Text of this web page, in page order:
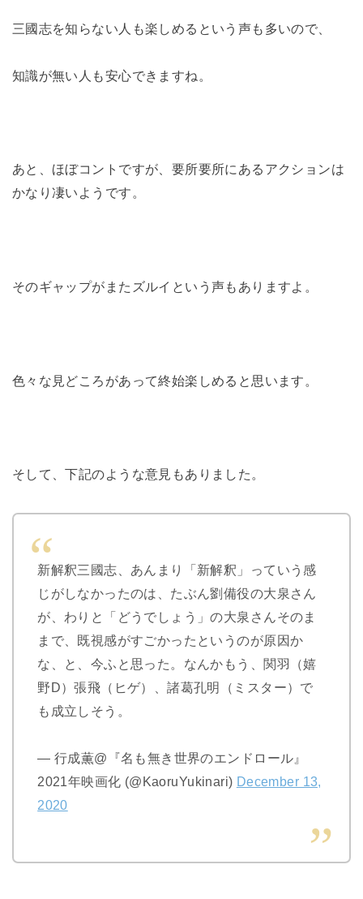
三國志を知らない人も楽しめるという声も多いので、
知識が無い人も安心できますね。
あと、ほぼコントですが、要所要所にあるアクションは
かなり凄いようです。
そのギャップがまたズルイという声もありますよ。
色々な見どころがあって終始楽しめると思います。
そして、下記のような意見もありました。
新解釈三國志、あんまり「新解釈」っていう感
じがしなかったのは、たぶん劉備役の大泉さん
が、わりと「どうでしょう」の大泉さんそのま
まで、既視感がすごかったというのが原因か
な、と、今ふと思った。なんかもう、関羽（嬉
野D）張飛（ヒゲ）、諸葛孔明（ミスター）で
も成立しそう。
— 行成薫@『名も無き世界のエンドロール』
2021年映画化 (@KaoruYukinari) December 13,
2020